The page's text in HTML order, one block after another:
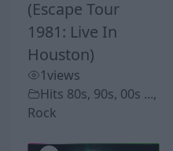
(Escape Tour
1981: Live In
Houston)
1views
Hits 80s, 90s, 00s ...,
Rock